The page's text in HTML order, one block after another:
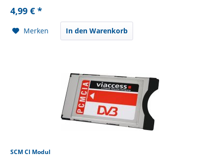
4,99 € *
Merken In den Warenkorb
SCM CI Modul